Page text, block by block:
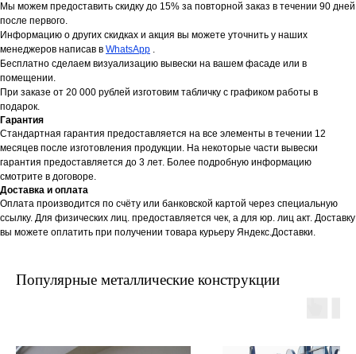
Мы можем предоставить скидку до 15% за повторной заказ в течении 90 дней
после первого.
Информацию о других скидках и акция вы можете уточнить у наших
менеджеров написав в WhatsApp .
Бесплатно сделаем визуализацию вывески на вашем фасаде или в
помещении.
При заказе от 20 000 рублей изготовим табличку с графиком работы в
подарок.
Гарантия
Стандартная гарантия предоставляется на все элементы в течении 12
месяцев после изготовления продукции. На некоторые части вывески
гарантия предоставляется до 3 лет. Более подробную информацию
смотрите в договоре.
Доставка и оплата
Оплата производится по счёту или банковской картой через специальную
ссылку. Для физических лиц. предоставляется чек, а для юр. лиц акт. Доставку
вы можете оплатить при получении товара курьеру Яндекс.Доставки.
Популярные металлические конструкции